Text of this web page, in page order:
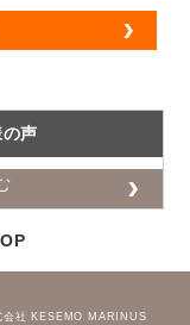
声
会社 KESEMO MARINUS